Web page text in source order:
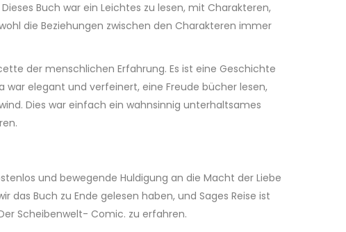
Buch war ein Leichtes zu lesen, mit Charakteren,
die Beziehungen zwischen den Charakteren immer
der menschlichen Erfahrung. Es ist eine Geschichte
war elegant und verfeinert, eine Freude bücher lesen,
Dies war einfach ein wahnsinnig unterhaltsames
und bewegende Huldigung an die Macht der Liebe
Buch zu Ende gelesen haben, und Sages Reise ist
Scheibenwelt- Comic. zu erfahren.